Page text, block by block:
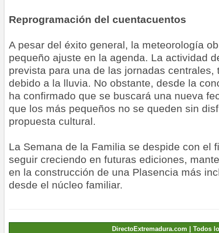
Reprogramación del cuentacuentos
A pesar del éxito general, la meteorología
pequeño ajuste en la agenda. La actividad
prevista para una de las jornadas centrales,
debido a la lluvia. No obstante, desde la
ha confirmado que se buscará una nueva
que los más pequeños no se queden sin
propuesta cultural.
La Semana de la Familia se despide con el
seguir creciendo en futuras ediciones,
en la construcción de una Plasencia más
desde el núcleo familiar.
DirectoExtremadura.com | Todos